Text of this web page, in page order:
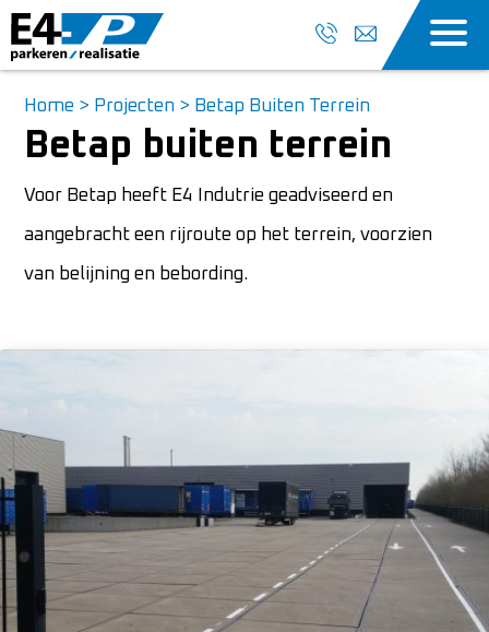
Home > Projecten > Betap Buiten Terrein
Betap buiten terrein
Voor Betap heeft E4 Indutrie geadviseerd en
aangebracht een rijroute op het terrein, voorzien
van belijning en bebording.